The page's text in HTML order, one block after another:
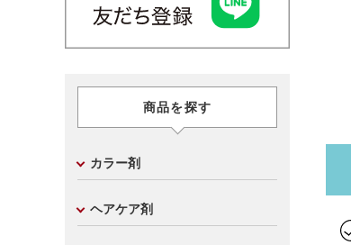
商品を探す
カラー剤
ヘアケア剤